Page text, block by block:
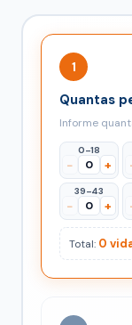
1
Quantas
Informe
0–18
− +
39–43
− +
Total: 0